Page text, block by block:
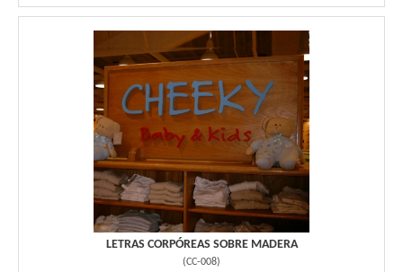
LETRAS CORPÓREAS SOBRE MADERA
(CC-008)